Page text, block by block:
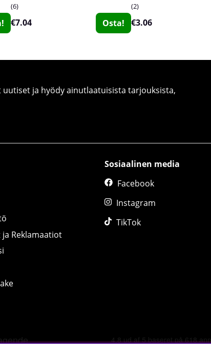
6
€7.04 Osta!
2
€3.06
ja hyödy ainutlaatuisista tarjouksista,
Reklamaatiot
Sosiaalinen media
Facebook
Instagram
TikTok